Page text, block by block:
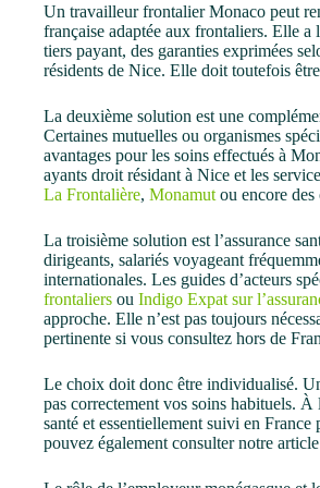
Un travailleur frontalier Monaco peut
française adaptée aux frontaliers. Elle a
tiers payant, des garanties exprimées
résidents de Nice. Elle doit toutefois
La deuxième solution est une
Certaines mutuelles ou organismes
avantages pour les soins effectués à
ayants droit résidant à Nice et les
La Frontalière, Monamut ou encore
La troisième solution est l’assurance
dirigeants, salariés voyageant
internationales. Les guides d’acteurs
frontaliers ou Indigo Expat sur
approche. Elle n’est pas toujours
pertinente si vous consultez hors de
Le choix doit donc être individualisé.
pas correctement vos soins habituels.
santé et essentiellement suivi en France
pouvez également consulter notre article